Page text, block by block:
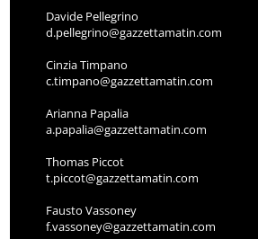
Davide Pellegrino
d.pellegrino@gazzettamatin.com
Cinzia Timpano
c.timpano@gazzettamatin.com
Arianna Papalia
a.papalia@gazzettamatin.com
Thomas Piccot
t.piccot@gazzettamatin.com
Fausto Vassoney
f.vassoney@gazzettamatin.com